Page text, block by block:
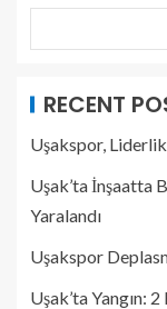
RECENT
Uşakspor,
Uşak’ta İnşaatta
Yaralandı
Uşakspor
Uşak’ta Yangın: